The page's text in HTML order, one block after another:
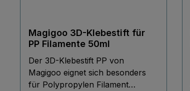
Magigoo 3D-Klebestift für
PP Filamente 50ml
Der 3D-Klebestift PP von
Magigoo eignet sich besonders
für Polypropylen Filament